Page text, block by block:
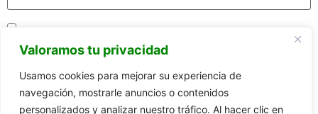
Valoramos tu privacidad
Usamos cookies para mejorar su experiencia de
navegación, mostrarle anuncios o contenidos
personalizados y analizar nuestro tráfico. Al hacer clic en
Guarda mi nombre, correo electrónico y web en este
navegador para la próxima vez que comente.